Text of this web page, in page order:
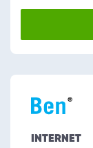
INTERNET